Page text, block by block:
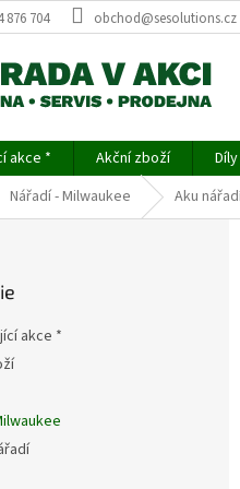
876 704 obchod@sesolutions.cz
akce * Akční zboží Díly
Nářadí - Milwaukee Aku
akce *